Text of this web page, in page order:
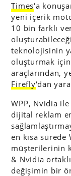
Times‘a
yeni içerik
10 bin farklı
teknolojisinin
oluşturmak
araçlarından,
Firefly‘dan
WPP, Nvidia
dijital reklam
en kısa sürede
müşterilerinin
& Nvidia
değişimin bir